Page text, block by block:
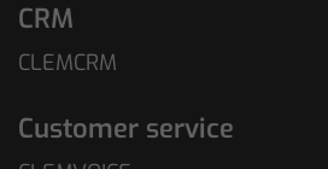
CRM
CLEMCRM
Customer service